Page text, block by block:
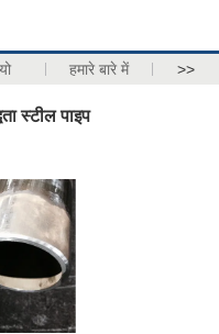
हमारे बारे में >>
स्टील पाइप